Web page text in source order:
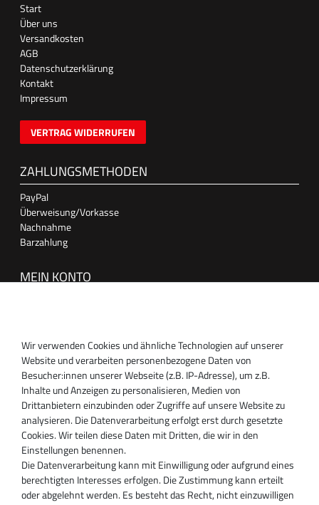
Start
Über uns
Versandkosten
AGB
Datenschutzerklärung
Kontakt
Impressum
VERTRAG WIDERRUFEN
ZAHLUNGSMETHODEN
PayPal
Überweisung/Vorkasse
Nachnahme
Barzahlung
MEIN KONTO
SUPPORT
Inhaber:
Magnos Turbosystems GmbH
Miraustraße 27-29
D-13509 Berlin
+49 30 340 606 740
+49 30 340 606 740
+49 30 340 606 745
info@turboservice24.de
Wir verwenden Cookies und ähnliche Technologien auf unserer
Website und verarbeiten personenbezogene Daten von
Besucher:innen unserer Webseite (z.B. IP-Adresse), um z.B.
Inhalte und Anzeigen zu personalisieren, Medien von
Drittanbietern einzubinden oder Zugriffe auf unsere Website zu
analysieren. Die Datenverarbeitung erfolgt erst durch gesetzte
Cookies. Wir teilen diese Daten mit Dritten, die wir in den
Einstellungen benennen.
Die Datenverarbeitung kann mit Einwilligung oder aufgrund eines
berechtigten Interesses erfolgen. Die Zustimmung kann erteilt
oder abgelehnt werden. Es besteht das Recht, nicht einzuwilligen